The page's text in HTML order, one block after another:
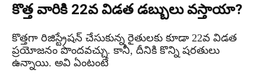
కొత్త వారికి 22వ విడత డబ్బులు వస్తాయా?
కొత్తగా రిజిస్ట్రేషన్ చేసుకున్న రైతులకు కూడా 22వ విడత
ప్రయోజనం పొందవచ్చు. కానీ, దీనికి కొన్ని షరతులు
ఉన్నాయి. అవి ఏంటంటే